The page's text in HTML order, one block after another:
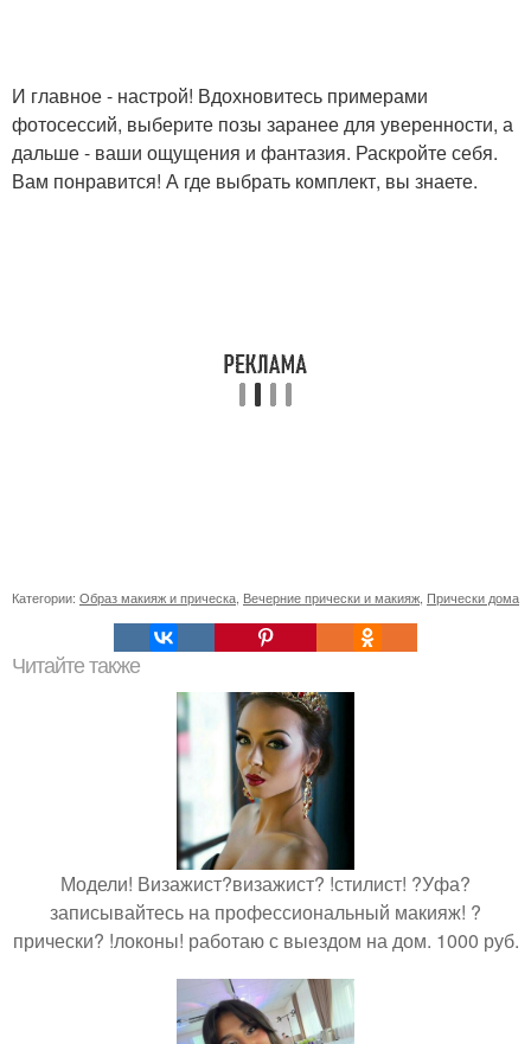
И главное - настрой! Вдохновитесь примерами
фотосессий, выберите позы заранее для уверенности, а
дальше - ваши ощущения и фантазия. Раскройте себя.
Вам понравится! А где выбрать комплект, вы знаете.
Категории: Образ макияж и прическа Вечерние прически и макияж Прически дома
Читайте также
Модели! Визажист?визажист? !стилист! ?Уфа?
записывайтесь на профессиональный макияж! ?
прически? !локоны! работаю с выездом на дом. 1000 руб.